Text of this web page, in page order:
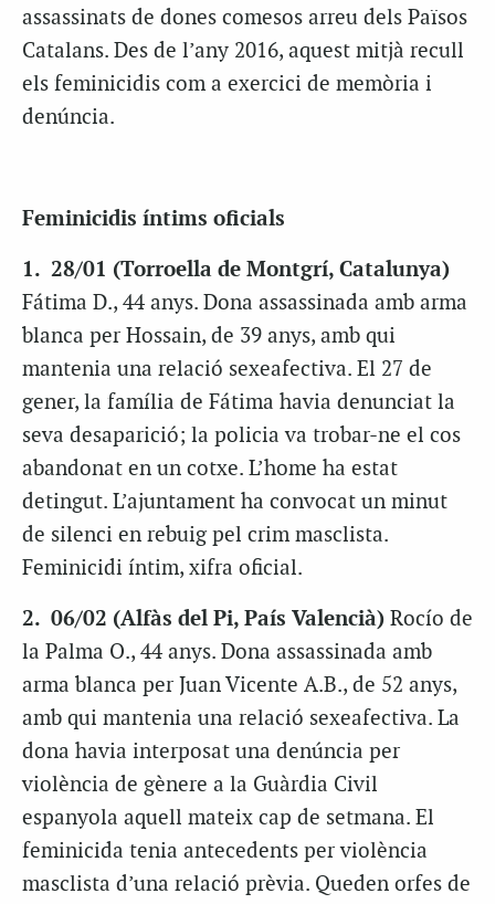
assassinats de dones comesos arreu dels Països
Catalans. Des de l’any 2016, aquest mitjà recull
els feminicidis com a exercici de memòria i
denúncia.
Feminicidis íntims oficials
1. 28/01 (Torroella de Montgrí, Catalunya)
Fátima D., 44 anys. Dona assassinada amb arma
blanca per Hossain, de 39 anys, amb qui
mantenia una relació sexeafectiva. El 27 de
gener, la família de Fátima havia denunciat la
seva desaparició; la policia va trobar-ne el cos
abandonat en un cotxe. L’home ha estat
detingut. L’ajuntament ha convocat un minut
de silenci en rebuig pel crim masclista.
Feminicidi íntim, xifra oficial.
2. 06/02 (Alfàs del Pi, País Valencià) Rocío de
la Palma O., 44 anys. Dona assassinada amb
arma blanca per Juan Vicente A.B., de 52 anys,
amb qui mantenia una relació sexeafectiva. La
dona havia interposat una denúncia per
violència de gènere a la Guàrdia Civil
espanyola aquell mateix cap de setmana. El
feminicida tenia antecedents per violència
masclista d’una relació prèvia. Queden orfes de